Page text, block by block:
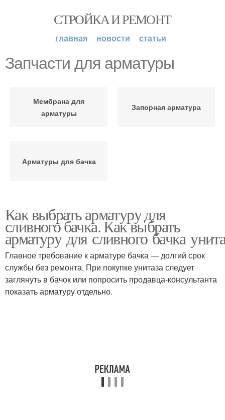
СТРОЙКА И РЕМОНТ
главная новости статьи
Запчасти для арматуры
Мембрана для
арматуры
Запорная арматура
Арматуры для бачка
Как выбрать арматуру для
сливного бачка. Как выбрать
арматуру для сливного бачка
Главное требование к арматуре бачка — долгий срок
службы без ремонта. При покупке унитаза следует
заглянуть в бачок или попросить продавца-консультанта
показать арматуру отдельно.